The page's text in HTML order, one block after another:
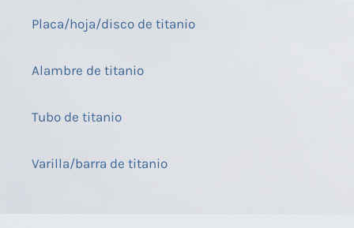
Placa/hoja/disco de titanio
Alambre de titanio
Tubo de titanio
Varilla/barra de titanio